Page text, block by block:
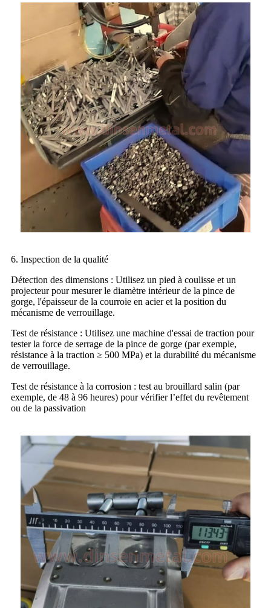
6. Inspection de la qualité
Détection des dimensions : Utilisez un pied à coulisse et un
projecteur pour mesurer le diamètre intérieur de la pince de
gorge, l'épaisseur de la courroie en acier et la position du
mécanisme de verrouillage.
Test de résistance : Utilisez une machine d'essai de traction pour
tester la force de serrage de la pince de gorge (par exemple,
résistance à la traction ≥ 500 MPa) et la durabilité du mécanisme
de verrouillage.
Test de résistance à la corrosion : test au brouillard salin (par
exemple, de 48 à 96 heures) pour vérifier l’effet du revêtement
ou de la passivation